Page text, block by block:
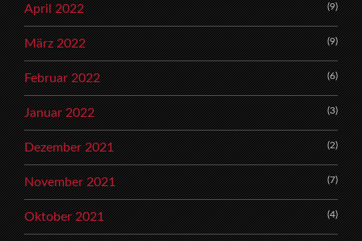
April 2022 (9)
März 2022 (9)
Februar 2022 (6)
Januar 2022 (3)
Dezember 2021 (2)
November 2021 (7)
Oktober 2021 (4)